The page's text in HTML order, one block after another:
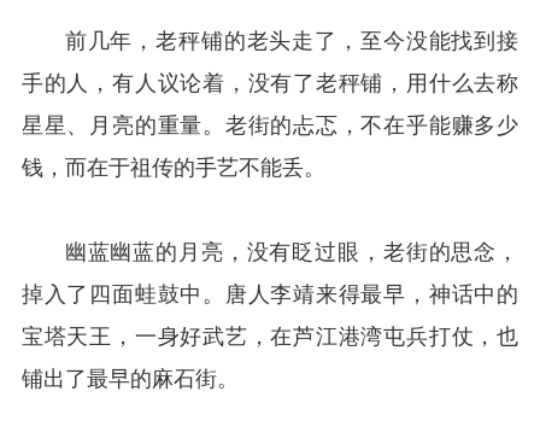
前几年，老秤铺的老头走了，至今没能找到接
手的人，有人议论着，没有了老秤铺，用什么去称
星星、月亮的重量。老街的忐忑，不在乎能赚多少
钱，而在于祖传的手艺不能丢。
幽蓝幽蓝的月亮，没有眨过眼，老街的思念，
掉入了四面蛙鼓中。唐人李靖来得最早，神话中的
宝塔天王，一身好武艺，在芦江港湾屯兵打仗，也
铺出了最早的麻石街。